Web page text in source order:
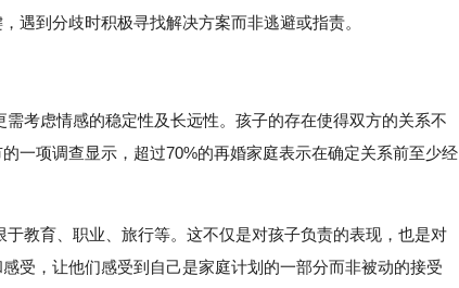
遇到分歧时积极寻找解决方案而非逃避或指责。
考虑情感的稳定性及长远性。孩子的存在使得双方的关系不
一项调查显示，超过70%的再婚家庭表示在确定关系前至少经
教育、职业、旅行等。这不仅是对孩子负责的表现，也是对
受，让他们感受到自己是家庭计划的一部分而非被动的接受